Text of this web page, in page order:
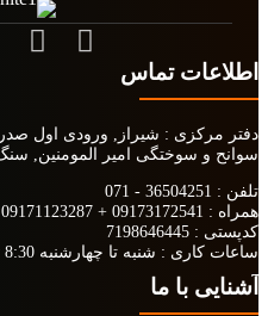
تماس
: شیراز, ورودی اول صدرا, یک
سوختگی امیر المومنین, سنگ بیستون
36504251 -
09173172541
+
09171123287
:
7198646445
: شنبه تا چهارشنبه 8:30 تا 17:30 و پنج شنبه 8:30 تا 13
با ما